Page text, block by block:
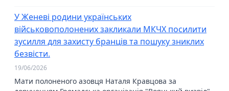
У Женеві родини українських
військовополонених закликали МКЧХ посилити
зусилля для захисту бранців та пошуку зниклих
безвісти.
19/06/2026
Мати полоненого азовця Наталя Кравцова за